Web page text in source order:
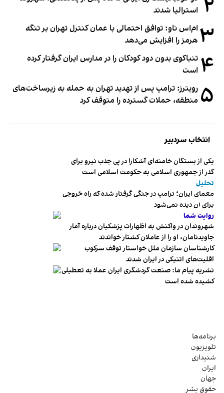
۲ استرالیا شدند
۳ ام‌اس ناو: توافق احتمالی با عمان کنترل تهران بر تنگه
هرمز را افزایش می‌دهد
۴ تنباکوی بدون دود کودکان را در مدارس ایران گرفتار کرده
است
۵ رویترز: ترامپ پس از تهدید تهران به حمله به زیرساخت‌های
منطقه، حملات گسترده را متوقف کرد
انتخاب سردبیر
یکی از بستگان خامنه‌ای آشکارا در پی جذب نیرو برای
گذر از جمهوری اسلامی به حکومت اسلامی است
تحلیل
معمای ایران؛ ترامپ در جنگی گرفتار شده که راه خروجی
برای آن دیده نمی‌شود
روایت شما
شهروندان در واکنش به اظهارات پزشکیان درباره آمار
جاویدنامان، او را از عاملان کشتار خواندند
کارشناسان سازمان ملل خواستار توقف سرکوب
اقلیت‌های اتنیکی در ایران شدند
نشریه پیام ما: صنعت گردشگری ایران عملا به تعطیلی
کشیده شده است
برنامه‌ها
تلویزیون
شنیداری
ایران
جهان
حقوق بشر